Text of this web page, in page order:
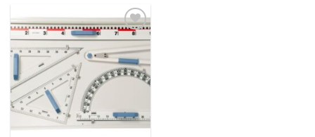
Pridať k
obľúbeným